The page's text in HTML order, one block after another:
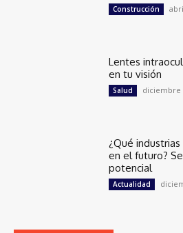
Construcción
Lentes
en tu visión
Salud diciembre
¿Qué
en el futuro?
potencial
Actualidad